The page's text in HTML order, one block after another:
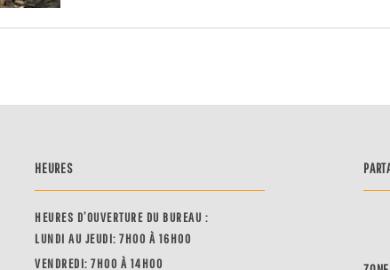
HEURES
HEURES D’OUVERTURE DU BUREAU :
LUNDI AU JEUDI: 7H00 À 16H00
VENDREDI: 7H00 À 14H00